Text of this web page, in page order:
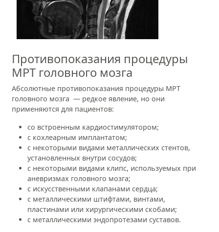
Противопоказания процедуры
МРТ головного мозга
Абсолютные противопоказания процедуры МРТ
головного мозга — редкое явление, но они
применяются для пациентов:
со встроенным кардиостимулятором;
с кохлеарным имплантатом;
с некоторыми видами металлических стентов,
установленных внутри сосудов;
с некоторыми видами клипс, используемых при
аневризмах головного мозга;
с искусственными клапанами сердца;
с металлическими штифтами, винтами,
пластинами или хирургическими скобами;
с металлическими эндопротезами суставов.